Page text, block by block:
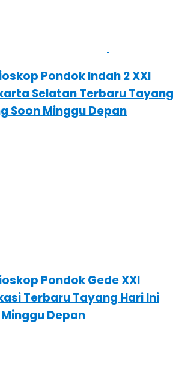
Pondok Indah 2 XXI
Selatan Terbaru Tayang
Soon Minggu Depan
Pondok Gede XXI
Terbaru Tayang Hari Ini
Depan